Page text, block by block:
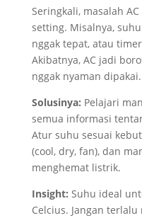
Seringkali, masalah
setting. Misalnya,
nggak tepat, atau
Akibatnya, AC jadi
nggak nyaman dipakai.
Solusinya: Pelajari
semua informasi
Atur suhu sesuai
(cool, dry, fan), dan
menghemat listrik.
Insight: Suhu ideal
Celcius. Jangan